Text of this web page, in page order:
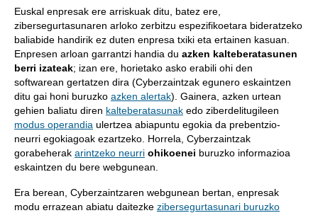
Euskal enpresak ere arriskuak ditu, batez ere,
zibersegurtasunaren arloko zerbitzu espezifikoetara bideratzeko
baliabide handirik ez duten enpresa txiki eta ertainen kasuan.
Enpresen arloan garrantzi handia du azken kalteberatasunen
berri izateak; izan ere, horietako asko erabili ohi den
softwarean gertatzen dira (Cyberzaintzak egunero eskaintzen
ditu gai honi buruzko azken alertak). Gainera, azken urtean
gehien baliatu diren kalteberatasunak edo ziberdelitugileen
modus operandia ulertzea abiapuntu egokia da prebentzio-
neurri egokiagoak ezartzeko. Horrela, Cyberzaintzak
gorabeherak arintzeko neurri ohikoenei buruzko informazioa
eskaintzen du bere webgunean.
Era berean, Cyberzaintzaren webgunean bertan, enpresak
modu errazean abiatu daitezke zibersegurtasunari buruzko